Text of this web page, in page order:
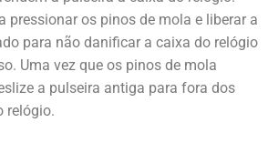
pressionar os pinos de mola e liberar a
para não danificar a caixa do relógio
Uma vez que os pinos de mola
a pulseira antiga para fora dos
relógio.